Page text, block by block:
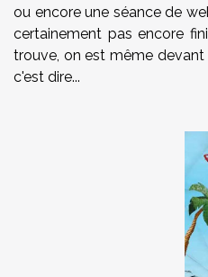
ou encore une séance de
certainement pas encore
trouve, on est même
c'est dire...